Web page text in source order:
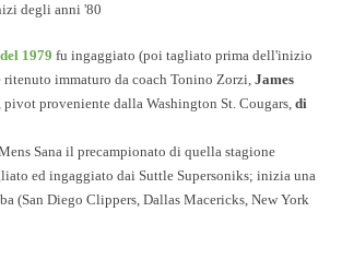
degli anni '80
1979 fu ingaggiato (poi tagliato prima dell'inizio
ritenuto immaturo da coach Tonino Zorzi, James
pivot proveniente dalla Washington St. Cougars, di
Sana il precampionato di quella stagione
ed ingaggiato dai Suttle Supersoniks; inizia una
(San Diego Clippers, Dallas Macericks, New York